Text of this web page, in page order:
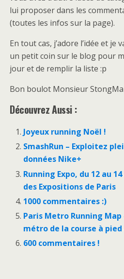
lui proposer dans les
(toutes les infos sur la page).
En tout cas, j’adore l’idée et je
un petit coin sur le blog pour
jour et de remplir la liste :p
Bon boulot Monsieur
Découvrez Aussi :
Joyeux running Noël !
SmashRun – Exploitez
données Nike+
Running Expo, du 12 au
des Expositions de Paris
1000 commentaires :)
Paris Metro Running Map
métro de la course à pied
600 commentaires !